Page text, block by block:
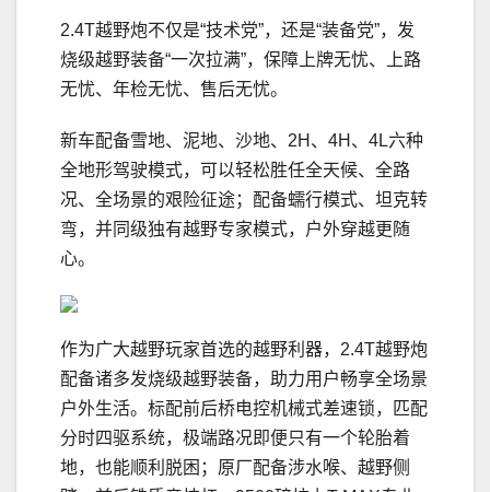
2.4T越野炮不仅是“技术党”，还是“装备党”，发
烧级越野装备“一次拉满”，保障上牌无忧、上路
无忧、年检无忧、售后无忧。
新车配备雪地、泥地、沙地、2H、4H、4L六种
全地形驾驶模式，可以轻松胜任全天候、全路
况、全场景的艰险征途；配备蠕行模式、坦克转
弯，并同级独有越野专家模式，户外穿越更随
心。
作为广大越野玩家首选的越野利器，2.4T越野炮
配备诸多发烧级越野装备，助力用户畅享全场景
户外生活。标配前后桥电控机械式差速锁，匹配
分时四驱系统，极端路况即便只有一个轮胎着
地，也能顺利脱困；原厂配备涉水喉、越野侧